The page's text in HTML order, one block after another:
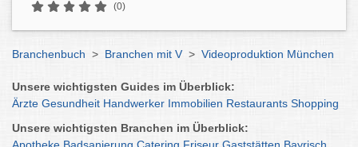
(0)
Branchenbuch > Branchen mit V > Videoproduktion München
Unsere wichtigsten Guides im Überblick:
Ärzte Gesundheit Handwerker Immobilien Restaurants Shopping
Unsere wichtigsten Branchen im Überblick: